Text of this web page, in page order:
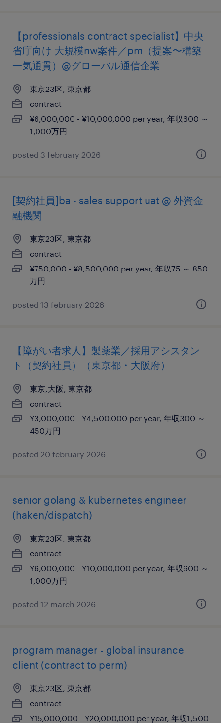
【professionals contract specialist】中央
省庁向け 大規模nw案件／pm（提案〜構築
一気通貫）@グローバル通信企業
東京23区, 東京都
contract
¥6,000,000 - ¥10,000,000 per year, 年収600 ～
1,000万円
posted 3 february 2026
[契約社員]ba - sales support uat @ 外資金
融機関
東京23区, 東京都
contract
¥750,000 - ¥8,500,000 per year, 年収75 ～ 850
万円
posted 13 february 2026
【障がい者求人】製薬業／採用アシスタン
ト（契約社員）（東京都・大阪府）
東京,大阪, 東京都
contract
¥3,000,000 - ¥4,500,000 per year, 年収300 ～
450万円
posted 20 february 2026
senior golang & kubernetes engineer
(haken/dispatch)
東京23区, 東京都
contract
¥6,000,000 - ¥10,000,000 per year, 年収600 ～
1,000万円
posted 12 march 2026
program manager - global insurance
client (contract to perm)
東京23区, 東京都
contract
¥15,000,000 - ¥20,000,000 per year, 年収1,500